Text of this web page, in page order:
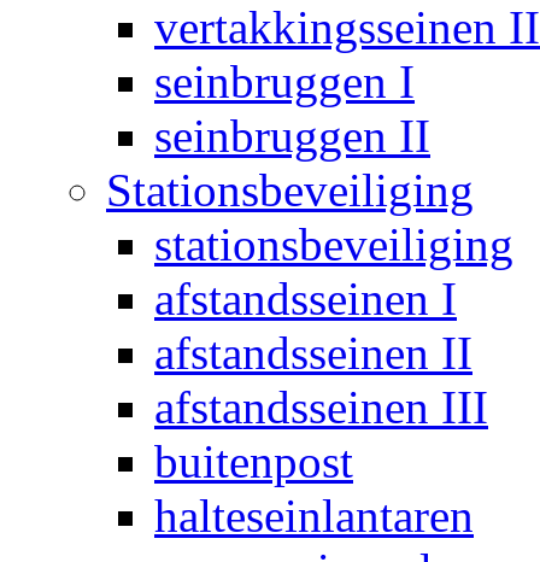
vertakkingsseinen
seinbruggen I
seinbruggen II
Stationsbeveiliging
stationsbeveiliging
afstandsseinen I
afstandsseinen II
afstandsseinen III
buitenpost
halteseinlantaren